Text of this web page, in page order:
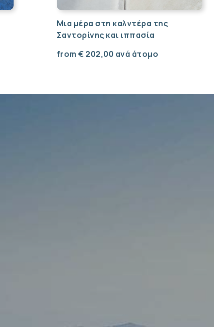
Μια μέρα στη καλντέρα της
Σαντορίνης και ιππασία
from€ 202,00 ανά άτομο